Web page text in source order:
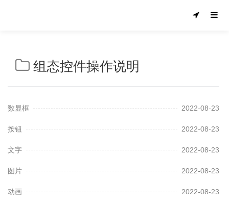
组态控件操作说明
数显框 2022-08-23
按钮 2022-08-23
文字 2022-08-23
图片 2022-08-23
动画 2022-08-23